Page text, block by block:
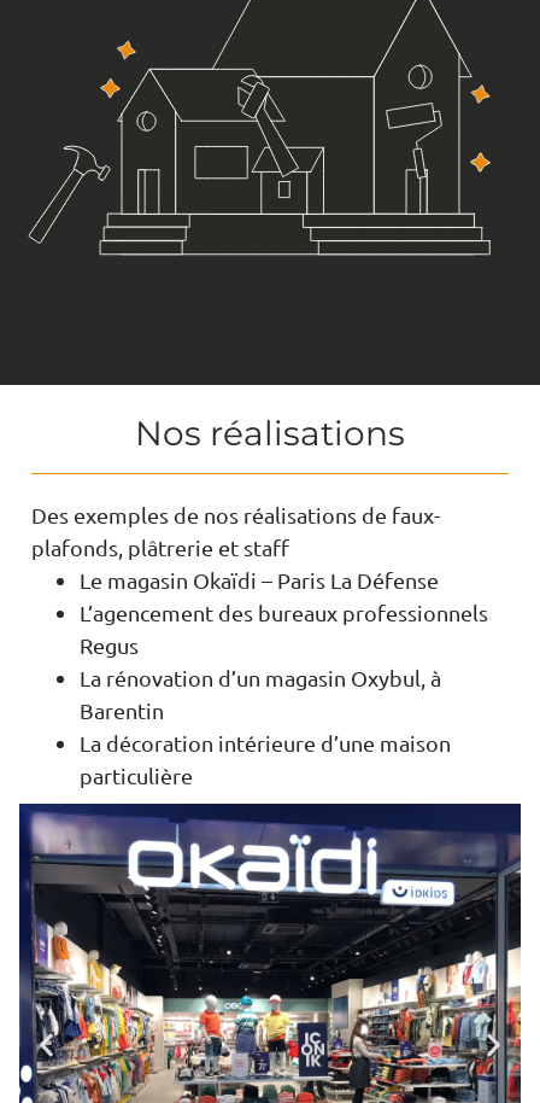
Nos réalisations
Des exemples de nos réalisations de faux-
plafonds, plâtrerie et staff
Le magasin Okaïdi – Paris La Défense
L’agencement des bureaux professionnels
Regus
La rénovation d’un magasin Oxybul, à
Barentin
La décoration intérieure d’une maison
particulière